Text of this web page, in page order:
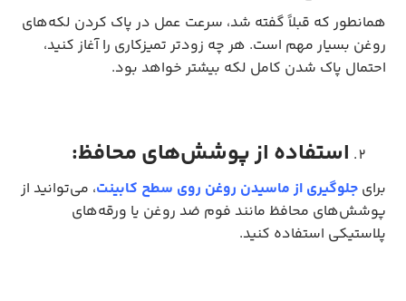
همانطور که قبلاً گفته شد، سرعت عمل در پاک کردن لکه‌های
روغن بسیار مهم است. هر چه زودتر تمیزکاری را آغاز کنید،
احتمال پاک شدن کامل لکه بیشتر خواهد بود.
استفاده از پوشش‌های محافظ:
برایجلوگیری از ماسیدن روغن روی سطح کابینت، می‌توانید از
پوشش‌های محافظ مانند فوم ضد روغن یا ورقه‌های
پلاستیکی استفاده کنید.